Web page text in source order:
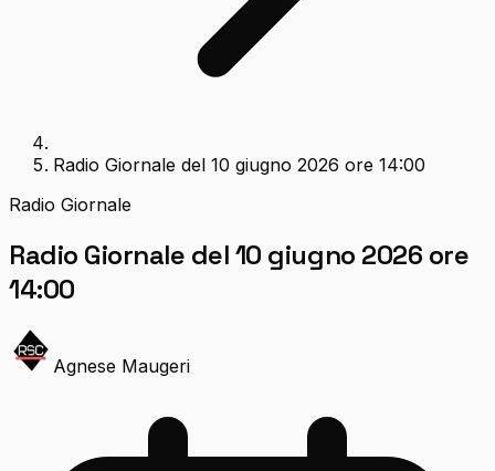
Radio Giornale del 10 giugno 2026 ore 14:00
Radio Giornale
Radio Giornale del 10 giugno 2026 ore
14:00
Agnese Maugeri